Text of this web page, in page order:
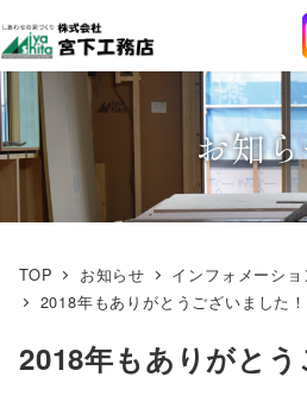
イ
ン
コ
ン
テ
ン
ツ
お知
TOP お知らせ インフォメーショ
2018年もありがとうございました！
2018年もありがとう